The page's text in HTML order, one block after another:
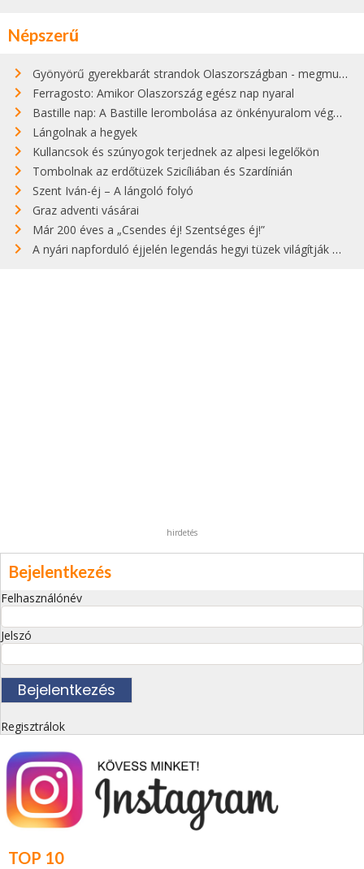
Népszerű
Gyönyörű gyerekbarát strandok Olaszországban - megmutatjuk a 15 legjobbat
Ferragosto: Amikor Olaszország egész nap nyaral
Bastille nap: A Bastille lerombolása az önkényuralom végét jelentette
Lángolnak a hegyek
Kullancsok és szúnyogok terjednek az alpesi legelőkön
Tombolnak az erdőtüzek Szicíliában és Szardínián
Szent Iván-éj – A lángoló folyó
Graz adventi vásárai
Már 200 éves a „Csendes éj! Szentséges éj!”
A nyári napforduló éjjelén legendás hegyi tüzek világítják meg Zugspitzét
hirdetés
Bejelentkezés
Felhasználónév
Jelszó
Regisztrálok
TOP 10